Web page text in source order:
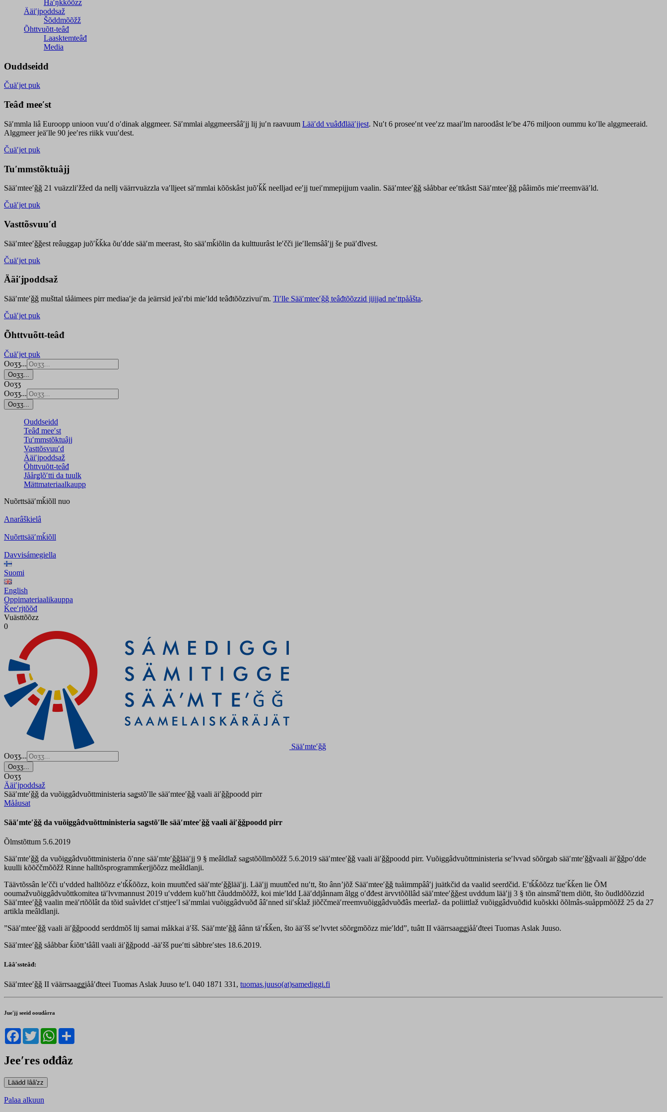
Haʹŋǩǩõõzz
Ääiʹjpoddsaž
Šõddmõõžž
Õhttvuõtt-teâđ
Laasktemteâđ
Media
Ouddseidd
Čuäʹjet puk
Teâđ meeʹst
Säʹmmla liâ Euroopp unioon vuuʹd oʹdinak alggmeer. Säʹmmlai alggmeersââʹjj lij juʹn raavuum Lääʹdd vuâđđlääʹjjest. Nuʹt 6 proseeʹnt veeʹzz maaiʹlm naroodâst leʹbe 476 miljoon oummu koʹlle alggmeeraid.
Alggmeer jeäʹlle 90 jeeʹres riikk vuuʹdest.
Čuäʹjet puk
Tuʹmmstõktuâjj
Sääʹmteeʹǧǧ 21 vuäzzliʹžžed da nellj väärrvuäzzla vaʹlljeet säʹmmlai kõõskâst juõʹǩǩ neelljad eeʹjj tueiʹmmepijjum vaalin. Sääʹmteeʹǧǧ sååbbar eeʹttkâstt Sääʹmteeʹǧǧ pââimõs mieʹrreemvääʹld.
Čuäʹjet puk
Vasttõsvuuʹd
Sääʹmteeʹǧǧest reâuggap juõʹǩǩka õuʹdde sääʹm meerast, što sääʹmǩiõlin da kulttuurâst leʹčči jieʹllemsââʹjj še puäʹđlvest.
Čuäʹjet puk
Ääiʹjpoddsaž
Sääʹmteʹǧǧ mušttal tååimees pirr mediaaʹje da jeärrsid jeäʹrbi mieʹldd teâđtõõzzivuiʹm. Tiʹlle Sääʹmteeʹǧǧ teâđtõõzzid jiijjad neʹttpååšta.
Čuäʹjet puk
Õhttvuõtt-teâđ
Čuäʹjet puk
Ooʒʒ...
Ooʒʒ...
Ooʒʒ
Ooʒʒ...
Ooʒʒ...
Ouddseidd
Teâđ meeʹst
Tuʹmmstõktuâjj
Vasttõsvuuʹd
Ääiʹjpoddsaž
Õhttvuõtt-teâđ
Jåårǥlõʹtti da tuulk
Mättmateriaalkaupp
Nuõrttsääʹmǩiõll nuo
Anarâškielâ
Nuõrttsääʹmǩiõll
Davvisámegiella
Suomi
English
Oppimateriaalikauppa
Ǩeeʹrjtõõđ
Vuästtõõzz
0
Sääʹmteʹǧǧ
Ooʒʒ...
Ooʒʒ...
Ooʒʒ
Ääiʹjpoddsaž
Sääʹmteʹǧǧ da vuõiggâdvuõttministeria saǥstõʹlle sääʹmteeʹǧǧ vaali äiʹǧǧpoodd pirr
Mååusat
Sääʹmteʹǧǧ da vuõiggâdvuõttministeria saǥstõʹlle sääʹmteeʹǧǧ vaali äiʹǧǧpoodd pirr
Õlmstõttum 5.6.2019
Sääʹmteʹǧǧ da vuõiggâdvuõttministeria õʹnne sääʹmteʹǧǧlääʹjj 9 § meâldlaž saǥstõõllmõõžž 5.6.2019 sääʹmteeʹǧǧ vaali äiʹǧǧpoodd pirr. Vuõiggâdvuõttministeria seʹlvvad sõõrǥab sääʹmteʹǧǧvaali äiʹǧǧpoʹdde
kuulli kõõččmõõžž Rinne halltõsprogrammǩerjjõõzz meâldlanji.
Täävtõssân leʹčči uʹvdded halltõõzz eʹtǩǩõõzz, koin muuttčed sääʹmteʹǧǧlääʹjj. Lääʹjj muuttčed nuʹtt, što ânnʼjõž Sääʹmteeʹǧǧ tuåimmpââʹj juätkčid da vaalid seerdčid. Eʹtǩǩõõzz tueʹǩǩen lie ÕM
ooumažvuõiggâdvuõttkomitea täʹlvvmannust 2019 uʹvddem kuõʹhtt čåuddmõõžž, koi mieʹldd Lääʹddjânnam âlgg oʹđđest ärvvtõõllâd sääʹmteeʹǧǧest uvddum lääʹjj 3 § tõn ainsmâʹttem diõtt, što õudldõõzzid
Sääʹmteeʹǧǧ vaalin meäʹrtõõlât da tõid suåvldet ciʹsttjeeʹl säʹmmlai vuõiggâdvuõđ ââʹnned siiʹsǩlaž jiõččmeäʹrreemvuõiggâdvuõđâs meerlaž- da poliittlaž vuõiggâdvuõđid kuõskki õõlmâs-suåppmõõžž 25 da 27
artikla meâldlanji.
”Sääʹmteeʹǧǧ vaali äiʹǧǧpoodd serddmõš lij samai måkkai äʹšš. Sääʹmteʹǧǧ âânn täʹrǩǩen, što ääʹšš seʹlvvtet sõõrǥmõõzz mieʹldd”, tuâtt II väärrsaaǥǥjååʹđteei Tuomas Aslak Juuso.
Sääʹmteeʹǧǧ sååbbar ǩiõttʼtââll vaali äiʹǧǧpodd -ääʹšš pueʹtti såbbreʹstes 18.6.2019.
Lââʹssteâđ:
Sääʹmteeʹǧǧ II väärrsaaǥǥjååʹđteei Tuomas Aslak Juuso teʹl. 040 1871 331, tuomas.juuso(at)samediggi.fi
Jueʹjj seeid ooudårra
Facebook
TwitterWhatsApp
Jeeʹres ođđâz
Palaa alkuun